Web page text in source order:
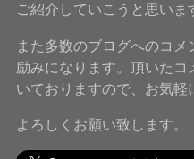
ご紹介していこうと思いま
また多数のブログへのコメ
励みになります。頂いた
いておりますので、お気軽
よろしくお願い致します。